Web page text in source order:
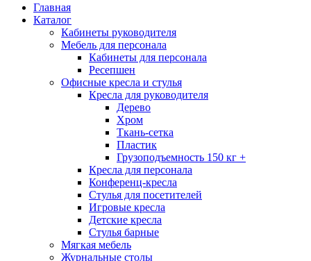
Главная
Каталог
Кабинеты руководителя
Мебель для персонала
Кабинеты для персонала
Ресепшен
Офисные кресла и стулья
Кресла для руководителя
Дерево
Хром
Ткань-сетка
Пластик
Грузоподъемность 150 кг +
Кресла для персонала
Конференц-кресла
Стулья для посетителей
Игровые кресла
Детские кресла
Стулья барные
Мягкая мебель
Журнальные столы